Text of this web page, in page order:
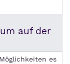
auf der
es